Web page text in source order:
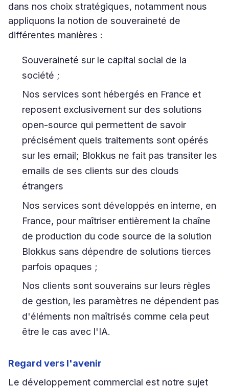
dans nos choix stratégiques, notamment nous
appliquons la notion de souveraineté de
différentes manières :
Souveraineté sur le capital social de la
société ;
Nos services sont hébergés en France et
reposent exclusivement sur des solutions
open-source qui permettent de savoir
précisément quels traitements sont opérés
sur les email; Blokkus ne fait pas transiter les
emails de ses clients sur des clouds
étrangers
Nos services sont développés en interne, en
France, pour maîtriser entièrement la chaîne
de production du code source de la solution
Blokkus sans dépendre de solutions tierces
parfois opaques ;
Nos clients sont souverains sur leurs règles
de gestion, les paramètres ne dépendent pas
d'éléments non maîtrisés comme cela peut
être le cas avec l'IA.
Regard vers l'avenir
Le développement commercial est notre sujet